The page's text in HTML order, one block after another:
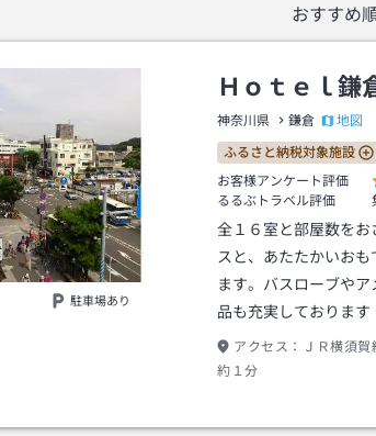
おすすめ
駐車場あり
Ｈｏｔｅｌ鎌
神奈川県 鎌倉 地図
ふるさと納税対象施設
お客様アンケート評価
るるぶトラベル評価
全１６室と部屋数を
スと、あたたかいお
ます。バスローブや
品も充実しております
アクセス：
ＪＲ横須
約１分